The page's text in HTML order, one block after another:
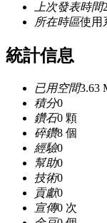
上次發表時間
所在時區使用
統計信息
已用空間3.63
積分0
鑽石0 顆
碎鑽8 個
經驗0
幫助0
技術0
貢獻0
宣傳0 次